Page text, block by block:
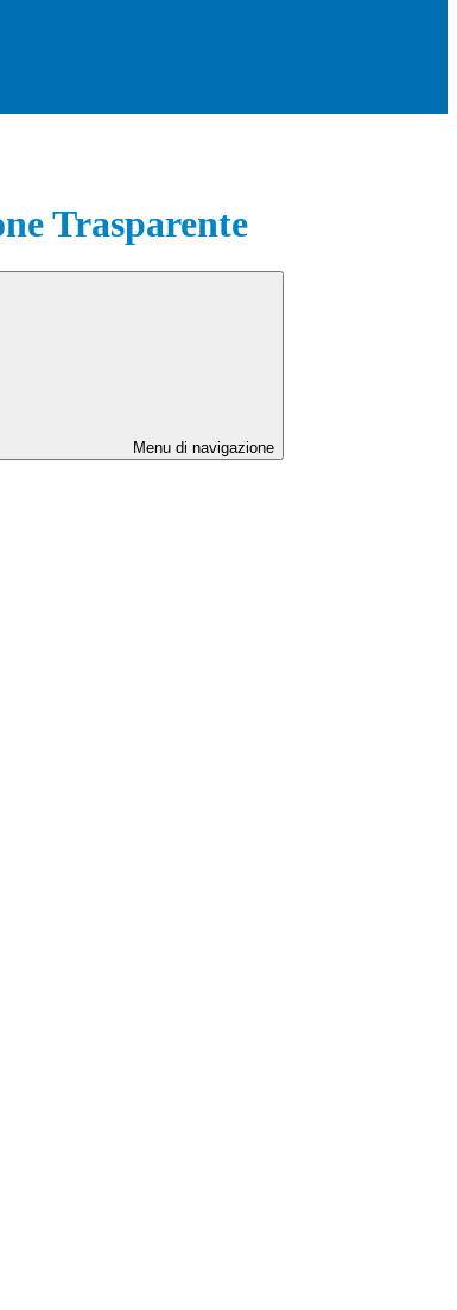
Trasparente
Menu di navigazione